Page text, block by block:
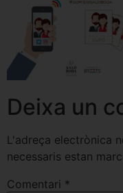
Deixa un
L'adreça electrònica
necessaris estan
Comentari *